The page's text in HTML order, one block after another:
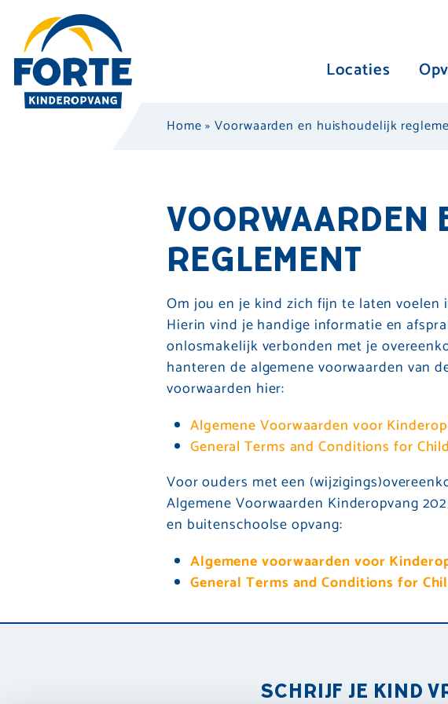
Locaties
Home»Voorwaarden en huishoudelijk
VOORWAARDEN
REGLEMENT
Om jou en je kind zich fijn te laten voelen
Hierin vind je handige informatie en
onlosmakelijk verbonden met je
hanteren de algemene voorwaarden van
voorwaarden hier:
Algemene Voorwaarden voor
General Terms and Conditions for
Voor ouders met een
Algemene Voorwaarden Kinderopvang
en buitenschoolse opvang:
Algemene voorwaarden voor
General Terms and Conditions for
SCHRIJF JE KIND